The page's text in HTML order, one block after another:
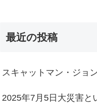
最近の投稿
スキャットマン・ジョ
2025年7月5日大災害と